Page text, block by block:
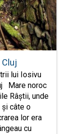
Cluj
lui Iosivu
Mare noroc
Râștii, unde
câte o
lor era
cu